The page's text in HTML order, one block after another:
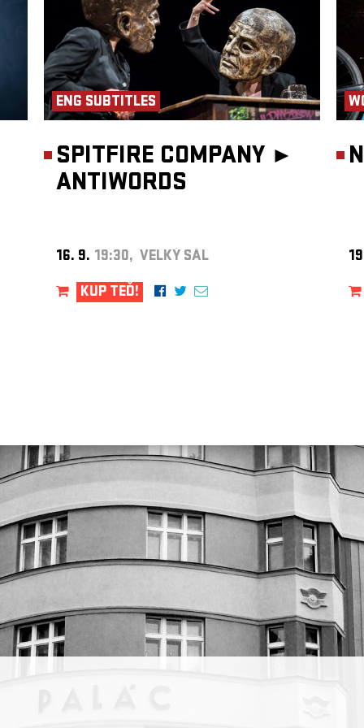
ENG SUBTITLES
SPITFIRE COMPANY ►
ANTIWORDS
16. 9. 19:30, VELKÝ SÁL
KUP TEĎ!